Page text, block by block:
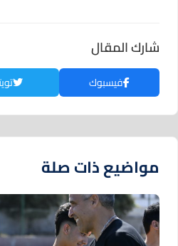
شارك المقال
فيسبوك تويتر
مواضيع ذات صلة